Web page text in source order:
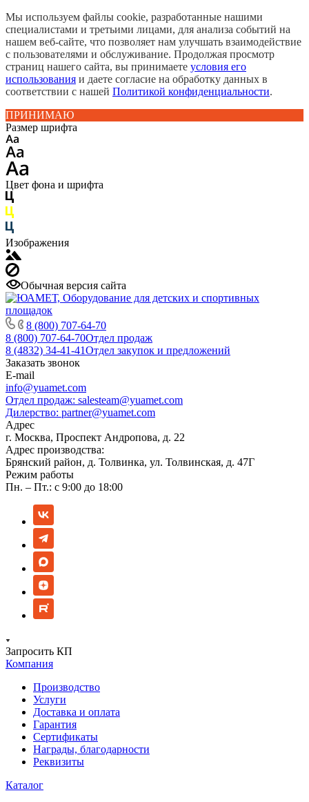
Мы используем файлы cookie, разработанные нашими
специалистами и третьими лицами, для анализа событий на
нашем веб-сайте, что позволяет нам улучшать взаимодействие
с пользователями и обслуживание. Продолжая просмотр
страниц нашего сайта, вы принимаете условия его
использования и даете согласие на обработку данных в
соответствии с нашей Политикой конфиденциальности.
ПРИНИМАЮ
Размер шрифта
Цвет фона и шрифта
Изображения
Обычная версия сайта
8 (800) 707-64-70
8 (800) 707-64-70Отдел продаж
8 (4832) 34-41-41Отдел закупок и предложений
Заказать звонок
E-mail
info@yuamet.com
Отдел продаж: salesteam@yuamet.com
Дилерство: partner@yuamet.com
Адрес
г. Москва, Проспект Андропова, д. 22
Адрес производства:
Брянский район, д. Толвинка, ул. Толвинская, д. 47Г
Режим работы
Пн. – Пт.: с 9:00 до 18:00
Запросить КП
Компания
Производство
Услуги
Доставка и оплата
Гарантия
Сертификаты
Награды, благодарности
Реквизиты
Каталог